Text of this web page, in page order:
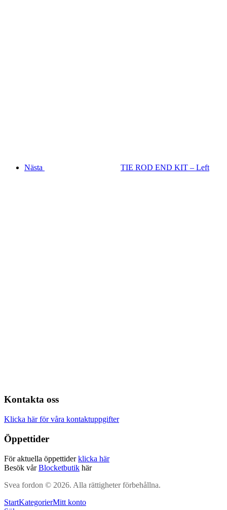
Nästa TIE ROD END KIT – Left
Kontakta oss
Klicka här för våra kontaktuppgifter
Öppettider
För aktuella öppettiderklicka här
Besök vårBlocketbutik här
Svea fordon © 2026. Alla rättigheter förbehållna.
StartKategorierMitt konto